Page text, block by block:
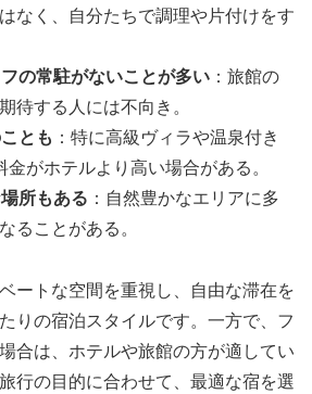
なく、自分たちで調理や片付けをす
の常駐がないことが多い ：旅館の
待する人には不向き。
とも ：特に高級ヴィラや温泉付き
がホテルより高い場合がある。
所もある ：自然豊かなエリアに多
ることがある。
ートな空間を重視し、自由な滞在を
りの宿泊スタイルです。一方で、フ
合は、ホテルや旅館の方が適してい
行の目的に合わせて、最適な宿を選